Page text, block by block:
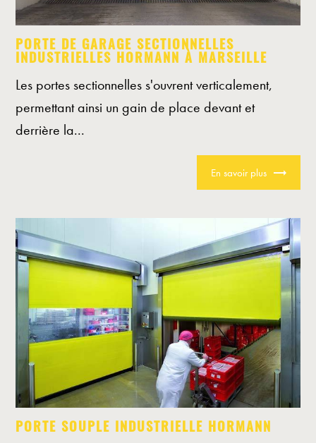
PORTE DE GARAGE SECTIONNELLES
INDUSTRIELLES HORMANN À MARSEILLE
Les portes sectionnelles s'ouvrent verticalement,
permettant ainsi un gain de place devant et
derrière la...
En savoir plus
PORTE SOUPLE INDUSTRIELLE HORMANN